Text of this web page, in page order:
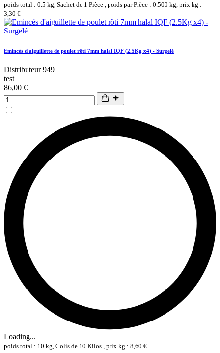
poids total : 0.5 kg, Sachet de 1 Pièce , poids par Pièce : 0.500 kg, prix kg :
3,30 €
Emincés d'aiguillette de poulet rôti 7mm halal IQF (2.5Kg x4) - Surgelé
Distributeur 949
test
86,00 €
Loading...
poids total : 10 kg, Colis de 10 Kilos , prix kg : 8,60 €